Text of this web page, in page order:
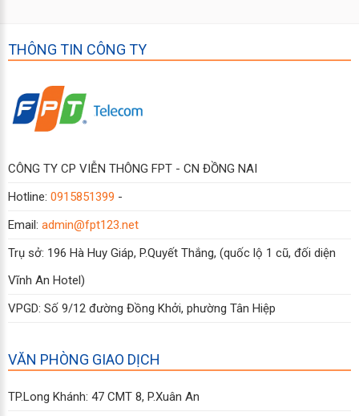
THÔNG TIN CÔNG TY
CÔNG TY CP VIỄN THÔNG FPT - CN ĐỒNG NAI
Hotline: 0915851399 -
Email: admin@fpt123.net
Trụ sở: 196 Hà Huy Giáp, P.Quyết Thắng, (quốc lộ 1 cũ, đối diện
Vĩnh An Hotel)
VPGD: Số 9/12 đường Đồng Khởi, phường Tân Hiệp
VĂN PHÒNG GIAO DỊCH
TP.Long Khánh: 47 CMT 8, P.Xuân An